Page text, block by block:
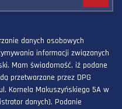
danych osobowych
informacji związanych
Mam świadomość, iż podane
przetwarzane przez DPG
Kornela Makuszyńskiego 5A w
danych). Podanie